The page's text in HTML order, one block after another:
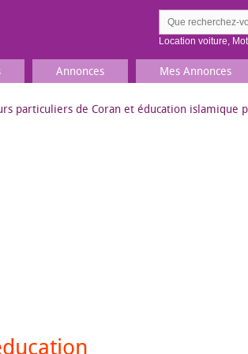
Location voiture,
Annonces Mes Annonces
particuliers de Coran et éducation islamique